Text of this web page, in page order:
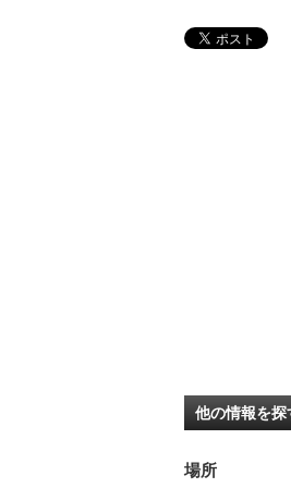
他の情報を探
場所